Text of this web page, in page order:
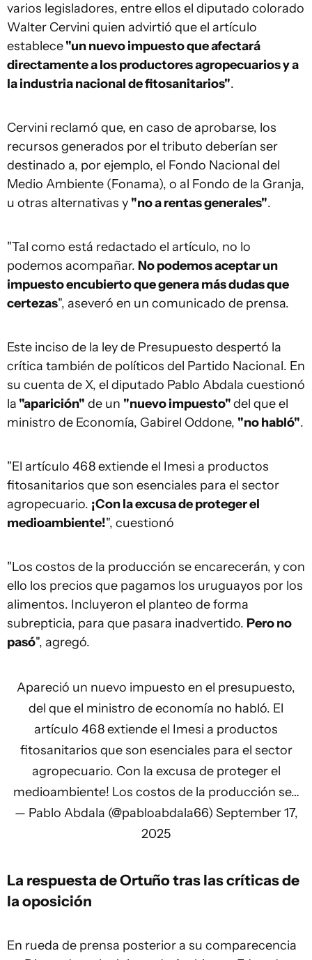
varios legisladores, entre ellos el diputado colorado
Walter Cervini quien advirtió que el artículo
establece"un nuevo impuesto que afectará
directamente a los productores agropecuarios y a
la industria nacional de fitosanitarios".
Cervini reclamó que, en caso de aprobarse, los
recursos generados por el tributo deberían ser
destinado a, por ejemplo, el Fondo Nacional del
Medio Ambiente (Fonama), o al Fondo de la Granja,
u otras alternativas y "no a rentas generales".
"Tal como está redactado el artículo, no lo
podemos acompañar. No podemos aceptar un
impuesto encubierto que genera más dudas que
certezas", aseveró en un comunicado de prensa.
Este inciso de la ley de Presupuesto despertó la
crítica también de políticos del Partido Nacional. En
su cuenta de X, el diputado Pablo Abdala cuestionó
la "aparición" de un "nuevo impuesto"del que el
ministro de Economía, Gabirel Oddone, "no habló".
"El artículo 468 extiende el Imesi a productos
fitosanitarios que son esenciales para el sector
agropecuario. ¡Con la excusa de proteger el
medioambiente!", cuestionó
"Los costos de la producción se encarecerán, y con
ello los precios que pagamos los uruguayos por los
alimentos. Incluyeron el planteo de forma
subrepticia, para que pasara inadvertido. Pero no
pasó", agregó.
Apareció un nuevo impuesto en el presupuesto,
del que el ministro de economía no habló. El
artículo 468 extiende el Imesi a productos
fitosanitarios que son esenciales para el sector
agropecuario. Con la excusa de proteger el
medioambiente! Los costos de la producción se…
— Pablo Abdala (@pabloabdala66) September 17,
2025
La respuesta de Ortuño tras las críticas de
la oposición
En rueda de prensa posterior a su comparecencia